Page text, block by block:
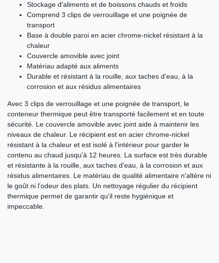
Stockage d'aliments et de boissons chauds et froids
Comprend 3 clips de verrouillage et une poignée de
transport
Base à double paroi en acier chrome-nickel résistant à la
chaleur
Couvercle amovible avec joint
Matériau adapté aux aliments
Durable et résistant à la rouille, aux taches d'eau, à la
corrosion et aux résidus alimentaires
Avec 3 clips de verrouillage et une poignée de transport, le
conteneur thermique peut être transporté facilement et en toute
sécurité. Le couvercle amovible avec joint aide à maintenir les
niveaux de chaleur. Le récipient est en acier chrome-nickel
résistant à la chaleur et est isolé à l'intérieur pour garder le
contenu au chaud jusqu'à 12 heures. La surface est très durable
et résistante à la rouille, aux taches d'eau, à la corrosion et aux
résidus alimentaires. Le matériau de qualité alimentaire n'altère ni
le goût ni l'odeur des plats. Un nettoyage régulier du récipient
thermique permet de garantir qu'il reste hygiénique et
impeccable.